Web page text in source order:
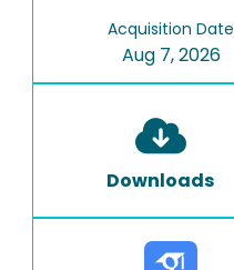
Acquisition Date
Aug 7, 2026
Downloads